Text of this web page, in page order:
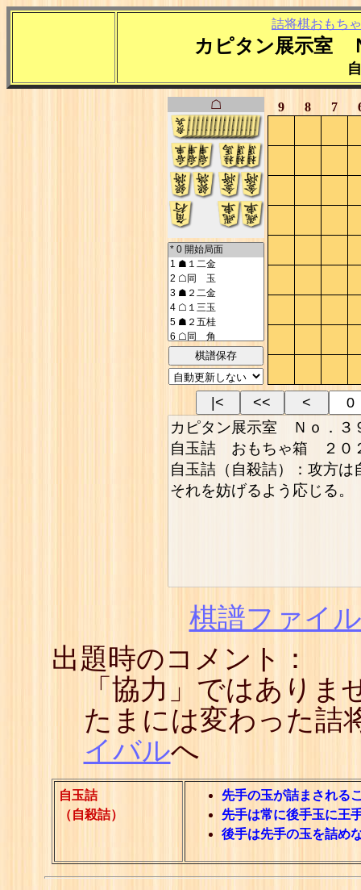
詰将棋おもち
カピタン展示室
☖
棋譜保存
9 8 7
|< << <
棋譜ファイ
出題時のコメント：
「協力」ではあり
たまには変わった
イバルへ
自玉詰
（自殺詰）
先手の玉が詰まされる
先手は常に後手玉に王
後手は先手の玉を詰め